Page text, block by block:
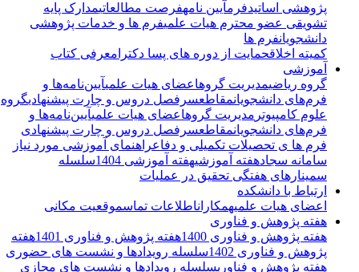
پژوهشی اساتیدفرم آیین نامهفرصت مطالعاتیمدارک پایه
تشویقی عضو محترم هیات علمیفرم ها و خدمات پژوهشی
دانشجویانفرم ها
کمیته اخلاقحمایت از دوره های پسا دکترامعرفی کتاب
آموزشی
گروه ریاضیمدیریت گروهاعضای هیات علمیآیین‌نامه‌ها و
فرم‌های دانشجویانمقاطعسرفصل دروس و چارت پیشنهادیگروه
علوم کامپیوترمدیریت گروهاعضای هیات علمیآیین‌نامه‌ها و
فرم‌های دانشجویانمقاطعسرفصل دروس و چارت پیشنهادی
فرم ها ی تحصیلات تکمیلی و دفاعراهنمای آموزشی مورد نیاز
سامانه سجادهفته آموزشیهفته آموزشی 1404
سلسله
سمینارهای هفتگی تحقیق در عملیات
ارتباط با دانشکده
اعضای هیات علمیهمکاران اطلاعات تماسموقعیت مکانی
هفته پژوهش و فناوری
هفته پژوهش و فناوری 1400
هفته پژوهش و فناوری 1401
هفته
پژوهش و فناوری 1402
سلسله رویدادها و نشست های حضوری
هفته پژوهش و فناوریسلسله رویدادها و نشست های مجازی